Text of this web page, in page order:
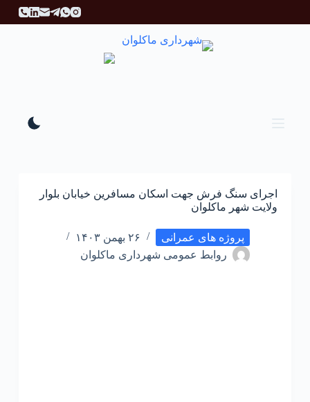
ر
اجرای سنگ فرش جهت اسکان مسافرین خیابان بلوار
ولایت شهر ماکلوان
پروژه های عمرانی
۲۶ بهمن ۱۴۰۳
روابط عمومی شهرداری ماکلوان